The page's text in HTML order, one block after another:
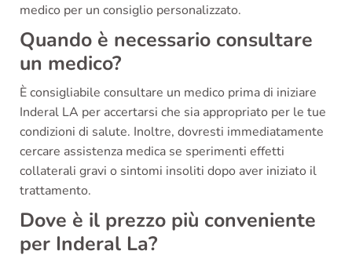
medico per un consiglio personalizzato.
Quando è necessario consultare
un medico?
È consigliabile consultare un medico prima di iniziare
Inderal LA per accertarsi che sia appropriato per le tue
condizioni di salute. Inoltre, dovresti immediatamente
cercare assistenza medica se sperimenti effetti
collaterali gravi o sintomi insoliti dopo aver iniziato il
trattamento.
Dove è il prezzo più conveniente
per Inderal La?